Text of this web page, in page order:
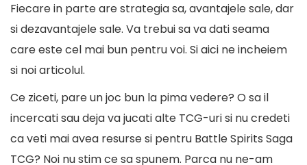
Fiecare in parte are strategia sa, avantajele sale, dar
si dezavantajele sale. Va trebui sa va dati seama
care este cel mai bun pentru voi. Si aici ne incheiem
si noi articolul.
Ce ziceti, pare un joc bun la pima vedere? O sa il
incercati sau deja va jucati alte TCG-uri si nu credeti
ca veti mai avea resurse si pentru Battle Spirits Saga
TCG? Noi nu stim ce sa spunem. Parca nu ne-am